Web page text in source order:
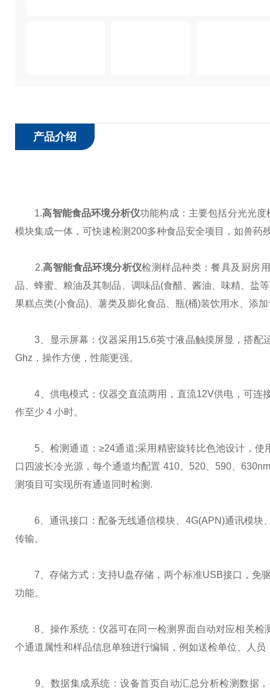
产品介绍
1.高智能食品环境分析仪功能构成：主要包括分光光
模块集成一体，可快速检测200多种食品安全项目，如兽药
2.高智能食品环境分析仪检测样品种类：餐具及厨房
品、蜂蜜、粮油及其制品、调味品(食醋、酱油、味精、盐
果糕点类(小食品)、薯类及膨化食品、瓶(桶)装饮用水、添
3、显示屏幕：仪器采用15.6英寸液晶触摸屏显，搭配
Ghz，操作方便，性能更强。
4、供电模式：仪器交直流两用，直流12V供电，可连
作至少 4 小时。
5、检测通道：≥24通道;采用精密旋转比色池设计，使
口四波长冷光源，每个通道均配置 410、520、590、
测项目可实现所有通道同时检测.
6、通讯接口：配备无线通信模块、4G(APN)通讯模块
传输。
7、存储方式：支持U盘存储，两个标准USB接口，免驱
功能。
8、操作系统：仪器可在同一检测界面自动对应相关检
个通道属性和样品信息单独进行编辑，例如送检单位、人
9、数据集成系统：设备首页自动汇总分析检测数据，